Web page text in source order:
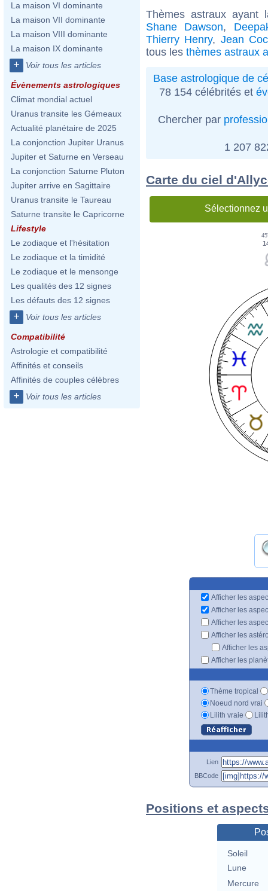
La maison VI dominante
La maison VII dominante
La maison VIII dominante
La maison IX dominante
+ Voir tous les articles
Évènements astrologiques
Climat mondial actuel
Uranus transite les Gémeaux
Actualité planétaire de 2025
La conjonction Jupiter Uranus
Jupiter et Saturne en Verseau
La conjonction Saturne Pluton
Jupiter arrive en Sagittaire
Uranus transite le Taureau
Saturne transite le Capricorne
Lifestyle
Le zodiaque et l'hésitation
Le zodiaque et la timidité
Le zodiaque et le mensonge
Les qualités des 12 signes
Les défauts des 12 signes
+ Voir tous les articles
Compatibilité
Astrologie et compatibilité
Affinités et conseils
Affinités de couples célèbres
+ Voir tous les articles
Thèmes astraux
Shane Dawson,
Thierry Henry, Jean
tous les thèmes astraux
Base astrologique de
78 154 célébrités et
Chercher par
1 207
Carte du ciel
Sélectionnez
45'
Afficher les
Afficher les
Afficher les
Afficher les
Afficher les
Afficher les
Thème tropical
Noeud nord vrai
Lilith vraie
Lien
BBCode
Positions et
Soleil
Lune
Mercure